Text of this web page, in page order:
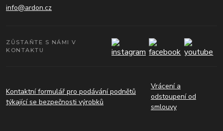
info@ardon.cz
ZŮSTAŇTE S NÁMI V
KONTAKTU
Kontaktní formulář pro podávání podnětů
týkající se bezpečnosti výrobků
Vrácení a
odstoupení od
smlouvy